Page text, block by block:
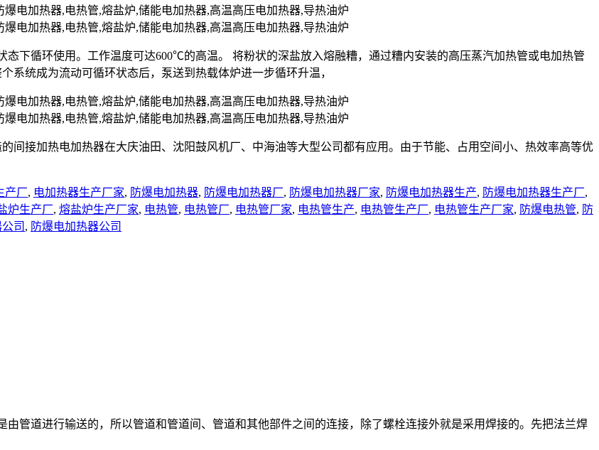
下循环使用。工作温度可达600℃的高温。 将粉状的深盐放入熔融糟，通过糟内安装的高压蒸汽加热管或电加热管
系统成为流动可循环状态后，泵送到热载体炉进一步循环升温，
间接加热电加热器在大庆油田、沈阳鼓风机厂、中海油等大型公司都有应用。由于节能、占用空间小、热效率高等优
产厂, 电加热器生产厂家, 防爆电加热器, 防爆电加热器厂, 防爆电加热器厂家, 防爆电加热器生产, 防爆电加热器生产厂,
炉生产厂, 熔盐炉生产厂家, 电热管, 电热管厂, 电热管厂家, 电热管生产, 电热管生产厂, 电热管生产厂家, 防爆电热管, 防
司 , 防爆电加热器公司
管道进行输送的，所以管道和管道间、管道和其他部件之间的连接，除了螺栓连接外就是采用焊接的。先把法兰焊